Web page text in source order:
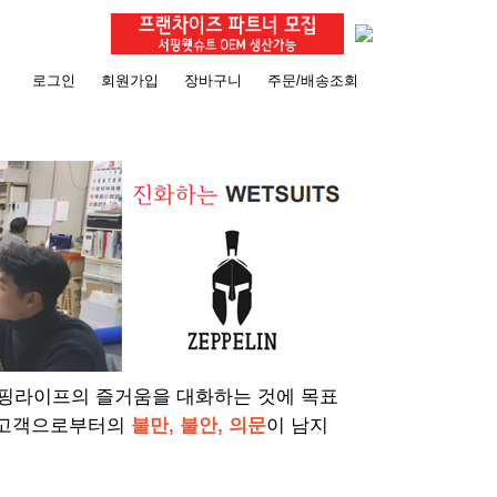
로그인 회원가입 장바구니 주문/배송조회
라이프의 즐거움을 대화하는 것에 목표
객으로부터의 불만, 불안, 의문이 남지